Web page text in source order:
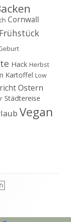
Cornwall
Frühstück
Hack Herbst
Kartoffel Low
Ostern
Städtereise
Vegan